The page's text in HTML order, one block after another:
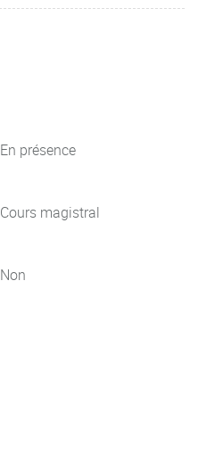
En présence
Cours magistral
Non